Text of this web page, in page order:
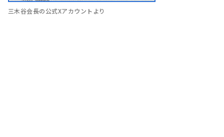
三木谷会長の公式Xアカウントより